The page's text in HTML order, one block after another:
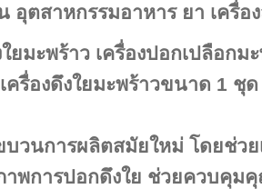
อุตสาหกรรมอาหาร ยา เครื่อ
ยมะพร้าว เครื่องปอกเปลือก
ครื่องดึงใยมะพร้าวขนาด 1 ชุด
วนการผลิตสมัยใหม่ โดยช่วย
าพการปอกดึงใย ช่วยควบคุม